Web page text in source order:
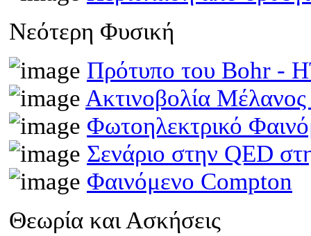
Νεότερη Φυσική
Πρότυπο του Bohr -
Ακτινοβολία
Φωτοηλεκτρικό
Σενάριο στην QED
Φαινόμενο Compton
Θεωρία και Ασκήσεις